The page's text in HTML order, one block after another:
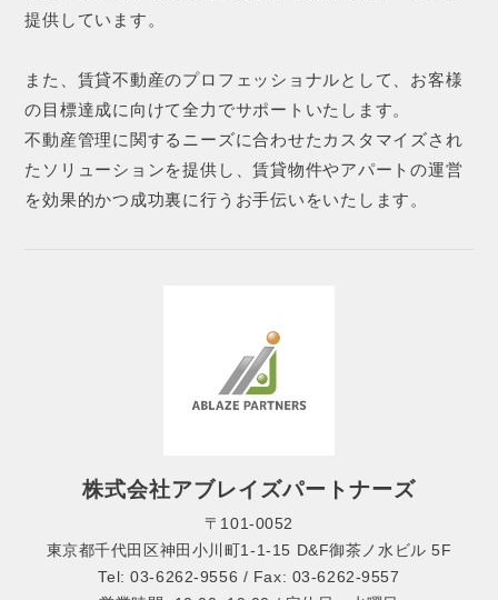
提供しています。
また、賃貸不動産のプロフェッショナルとして、お客様
の目標達成に向けて全力でサポートいたします。
不動産管理に関するニーズに合わせたカスタマイズされ
たソリューションを提供し、賃貸物件やアパートの運営
を効果的かつ成功裏に行うお手伝いをいたします。
株式会社アブレイズパートナーズ
〒101-0052
東京都千代田区神田小川町1-1-15 D&F御茶ノ水ビル 5F
Tel: 03-6262-9556 / Fax: 03-6262-9557